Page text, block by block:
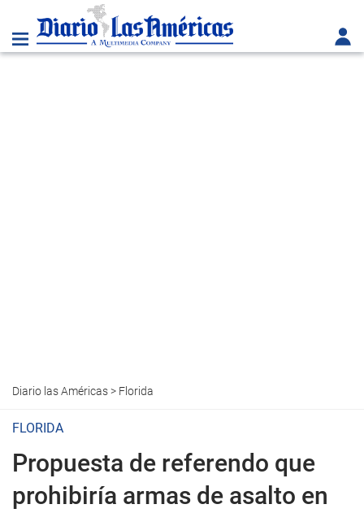
Diario las Américas> Florida
FLORIDA
Propuesta de referendo que
prohibiría armas de asalto en